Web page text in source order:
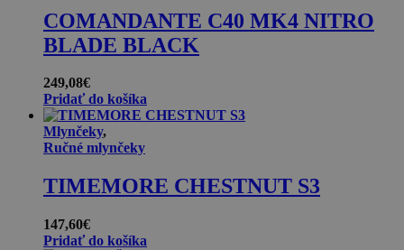
COMANDANTE C40 MK4 NITRO
BLADE BLACK
249,08€
Pridať do košíka
Mlynčeky,
Ručné mlynčeky
TIMEMORE CHESTNUT S3
147,60€
Pridať do košíka